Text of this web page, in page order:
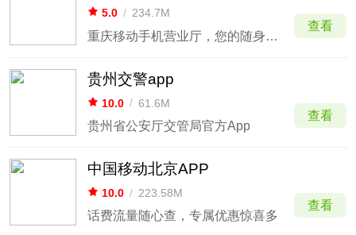
5.0 / 234.7M
重庆移动手机营业厅，您的随身营业厅
查看
贵州交警app
10.0 / 61.6M
贵州省公安厅交管局官方App
查看
中国移动北京APP
10.0 / 223.58M
话费流量随心查，专属优惠惊喜多
查看